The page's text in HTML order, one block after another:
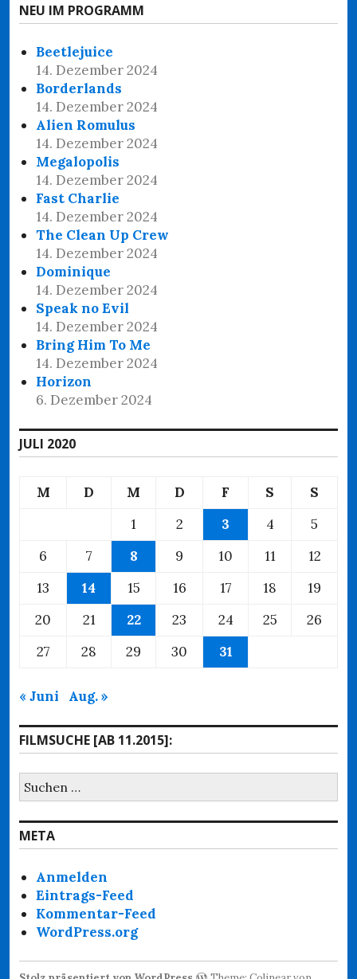
NEU IM PROGRAMM
Beetlejuice
14. Dezember 2024
Borderlands
14. Dezember 2024
Alien Romulus
14. Dezember 2024
Megalopolis
14. Dezember 2024
Fast Charlie
14. Dezember 2024
The Clean Up Crew
14. Dezember 2024
Dominique
14. Dezember 2024
Speak no Evil
14. Dezember 2024
Bring Him To Me
14. Dezember 2024
Horizon
6. Dezember 2024
JULI 2020
M D M D F S
S
1
2 3 4
5
6
7 8 9 10 11
12
13
14 15 16 17 18
19
20
21 22 23 24 25
26
27
28 29 30 31
« Juni Aug. »
FILMSUCHE [AB 11.2015]:
Suchen
nach:
META
Anmelden
Eintrags-Feed
Kommentar-Feed
WordPress.org